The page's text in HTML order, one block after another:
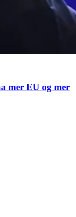
mer EU og mer